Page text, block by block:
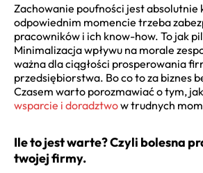
Zachowanie poufności jest absolutnie
odpowiednim momencie trzeba
pracowników i ich know-how. To jak
Minimalizacja wpływu na morale
ważna dla ciągłości prosperowania
przedsiębiorstwa. Bo co to za biznes
Czasem warto porozmawiać o tym,
wsparcie i doradztwow trudnych
Ile to jest warte? Czyli bolesna
twojej firmy.